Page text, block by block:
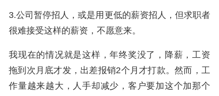
3.公司暂停招人，或是用更低的薪资招人，但求职者
很难接受这样的薪资，不愿意来。
我现在的情况就是这样，年终奖没了，降薪，工资
拖到次月底才发，出差报销2个月才打款。然而，工
作量越来越大，人手却减少，客户要加这个加那个